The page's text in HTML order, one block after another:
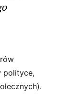
polityce,